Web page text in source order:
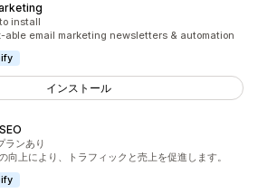
件
install
able email marketing newsletters & automation
インストール
件
ランあり
向上により、トラフィックと売上を促進します。